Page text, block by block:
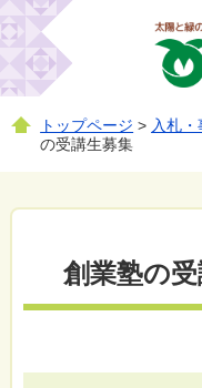
トップページ > 入札
の受講生募集
創業塾の